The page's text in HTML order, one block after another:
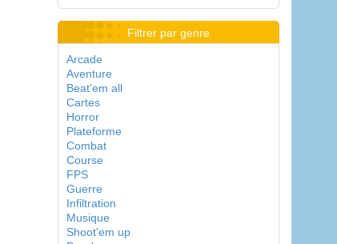
Filtrer par genre
Arcade
Aventure
Beat'em all
Cartes
Horror
Plateforme
Combat
Course
FPS
Guerre
Infiltration
Musique
Shoot'em up